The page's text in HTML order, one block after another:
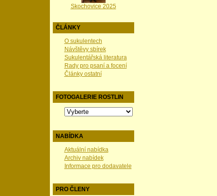
Skochovice 2025
ČLÁNKY
O sukulentech
Návštěvy sbírek
Sukulentářská literatura
Rady pro psaní a focení
Články ostatní
FOTOGALERIE ROSTLIN
NABÍDKA
Aktuální nabídka
Archiv nabídek
Informace pro dodavatele
PRO ČLENY